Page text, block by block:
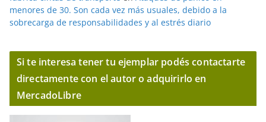
menores de 30. Son cada vez más usuales, debido a la
sobrecarga de responsabilidades y al estrés diario
Si te interesa tener tu ejemplar podés contactarte
directamente con el autor o adquirirlo en
MercadoLibre